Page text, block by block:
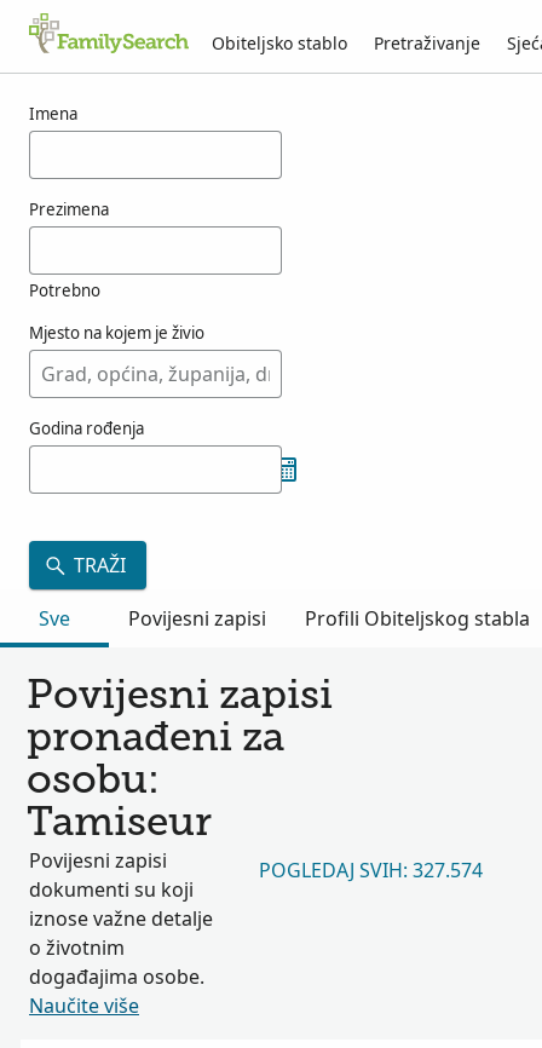
Obiteljsko stablo Pretraživanje
Imena
Prezimena
Potrebno
Mjesto na kojem je živio
Godina rođenja
TRAŽI
Sve
Povijesni zapisi Profili Obiteljskog stabla
Povijesni zapisi
pronađeni za
osobu:
Tamiseur
Povijesni zapisi
dokumenti su koji
iznose važne detalje
o životnim
događajima osobe.
Naučite više
POGLEDAJ SVIH: 327.574